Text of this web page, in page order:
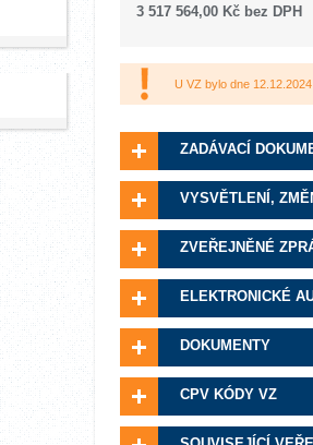
3 517 564,00 Kč bez DPH
U VZ bylo dne
ZADÁVACÍ
VYSVĚTLENÍ,
ZVEŘEJNĚNÉ
ELEKTRONICKÉ
DOKUMENTY
CPV KÓDY VZ